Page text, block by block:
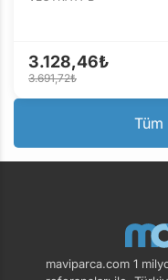
3.128,46₺
3.691,72₺
Tüm
maviparca.com 1